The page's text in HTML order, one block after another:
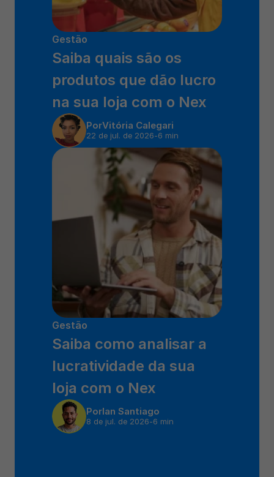
Gestão
Saiba quais são os
produtos que dão lucro
na sua loja com o Nex
PorVitória Calegari
22 de jul. de 2026-6 min
Gestão
Saiba como analisar a
lucratividade da sua
loja com o Nex
PorIan Santiago
8 de jul. de 2026-6 min